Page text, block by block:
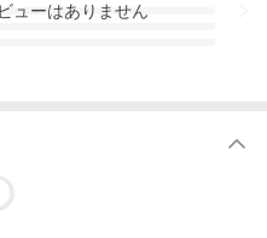
ューはありません